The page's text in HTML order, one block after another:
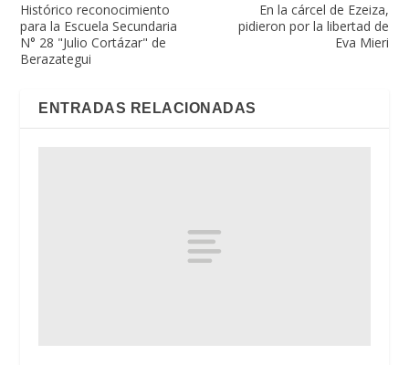
Histórico reconocimiento
para la Escuela Secundaria
N° 28 "Julio Cortázar" de
Berazategui
En la cárcel de Ezeiza,
pidieron por la libertad de
Eva Mieri
ENTRADAS RELACIONADAS